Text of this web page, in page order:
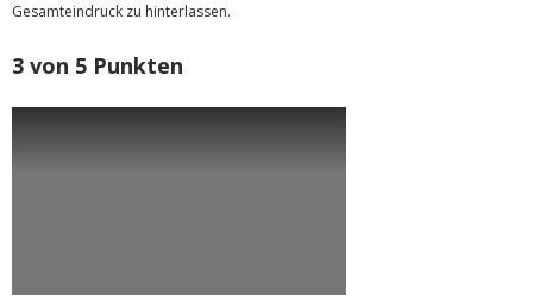
Gesamteindruck zu hinterlassen.
3 von 5 Punkten